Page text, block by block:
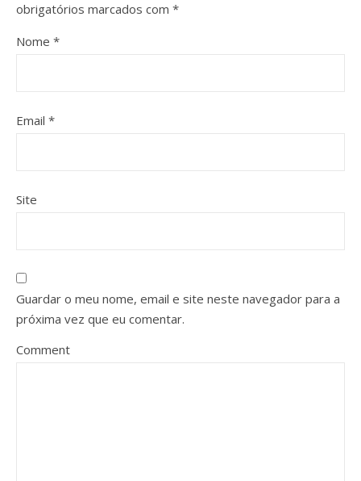
obrigatórios marcados com *
Nome *
Email *
Site
Guardar o meu nome, email e site neste navegador para a
próxima vez que eu comentar.
Comment